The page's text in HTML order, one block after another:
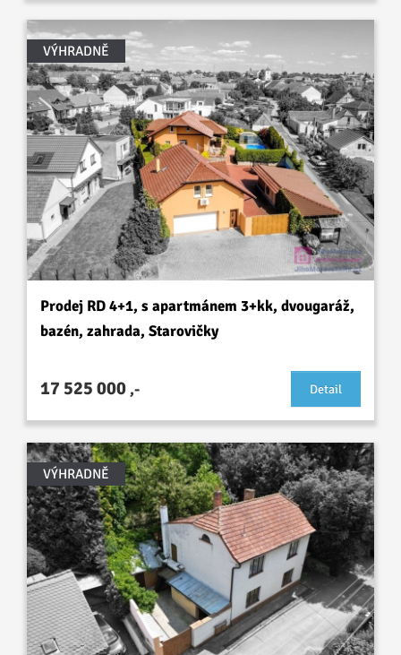
VÝHRADNĚ
Prodej RD 4+1, s apartmánem 3+kk, dvougaráž,
bazén, zahrada, Starovičky
17 525 000 ,- Detail
VÝHRADNĚ